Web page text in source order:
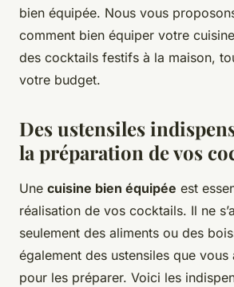
bien équipée. Nous vous
comment bien équiper votre
des cocktails festifs à la maison,
votre budget.
Des ustensiles
la préparation de vos
Une cuisine bien équipée est
réalisation de vos cocktails. Il ne
seulement des aliments ou des
également des ustensiles que vous
pour les préparer. Voici les